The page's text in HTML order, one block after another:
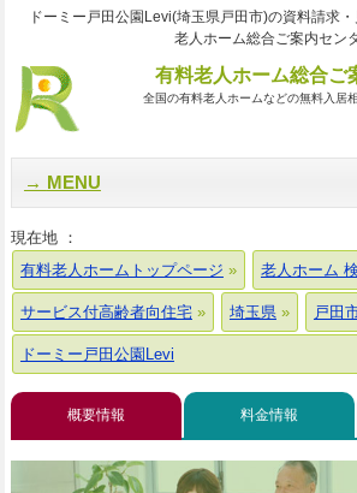
ドーミー戸田公園Levi(埼玉県戸田市)の資料請求
老人ホーム総合ご案内セン
有料老人ホーム総合ご
全国の有料老人ホームなどの無料入居
MENU
現在地 ：
有料老人ホームトップページ
老人ホーム
サービス付高齢者向住宅 埼玉県 戸田
ドーミー戸田公園Levi
概要情報 料金情報